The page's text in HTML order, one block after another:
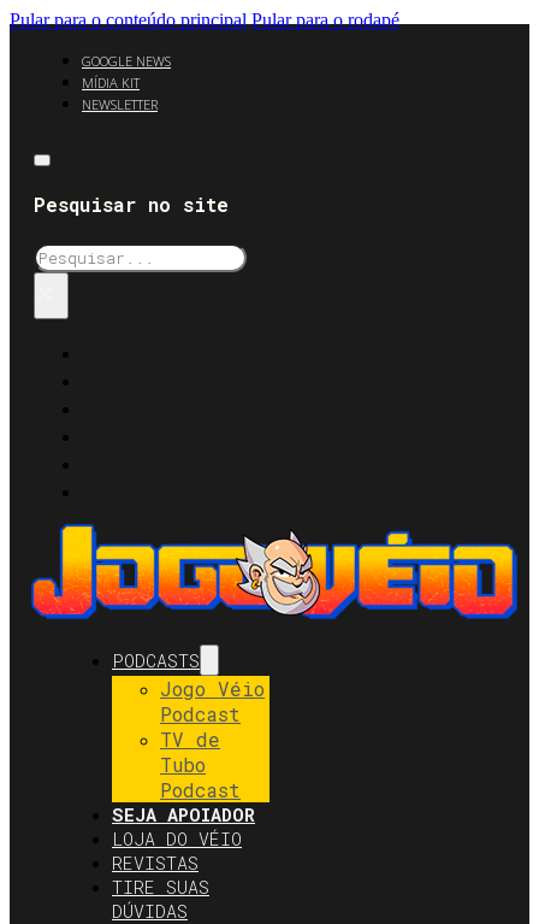
Pular para o conteúdo principal Pular para o rodapé
GOOGLE NEWS
MÍDIA KIT
NEWSLETTER
Pesquisar no site
Pesquisar
PODCASTS
Jogo Véio
Podcast
TV de
Tubo
Podcast
SEJA APOIADOR
LOJA DO VÉIO
REVISTAS
TIRE SUAS
DÚVIDAS